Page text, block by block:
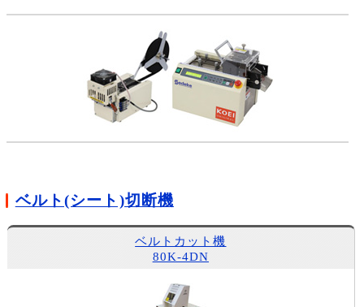
ベルト(シート)切断機
ベルトカット機
80K-4DN